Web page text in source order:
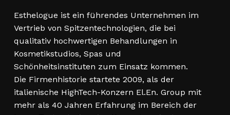
Esthelogue ist ein führendes Unternehmen im
Vertrieb von Spitzentechnologien, die bei
qualitativ hochwertigen Behandlungen in
Kosmetikstudios, Spas und
Schönheitsinstituten zum Einsatz kommen.
Die Firmenhistorie startete 2009, als der
italienische HighTech-Konzern El.En. Group mit
mehr als 40 Jahren Erfahrung im Bereich der